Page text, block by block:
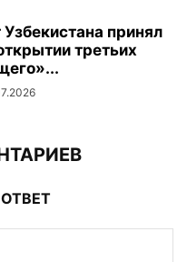
принял
третьих